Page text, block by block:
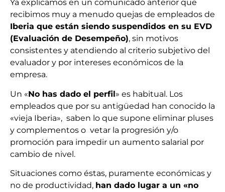
Ya explicamos en un comunicado anterior que
recibimos muy a menudo quejas de empleados de
Iberia que están siendo suspendidos en su EVD
(Evaluación de Desempeño), sin motivos
consistentes y atendiendo al criterio subjetivo del
evaluador y por intereses económicos de la
empresa.
Un «No has dado el perfil» es habitual. Los
empleados que por su antigüedad han conocido la
«vieja Iberia», saben lo que supone eliminar pluses
y complementos o vetar la progresión y/o
promoción para impedir un aumento salarial por
cambio de nivel.
Situaciones como éstas, puramente económicas y
no de productividad, han dado lugar a un «no